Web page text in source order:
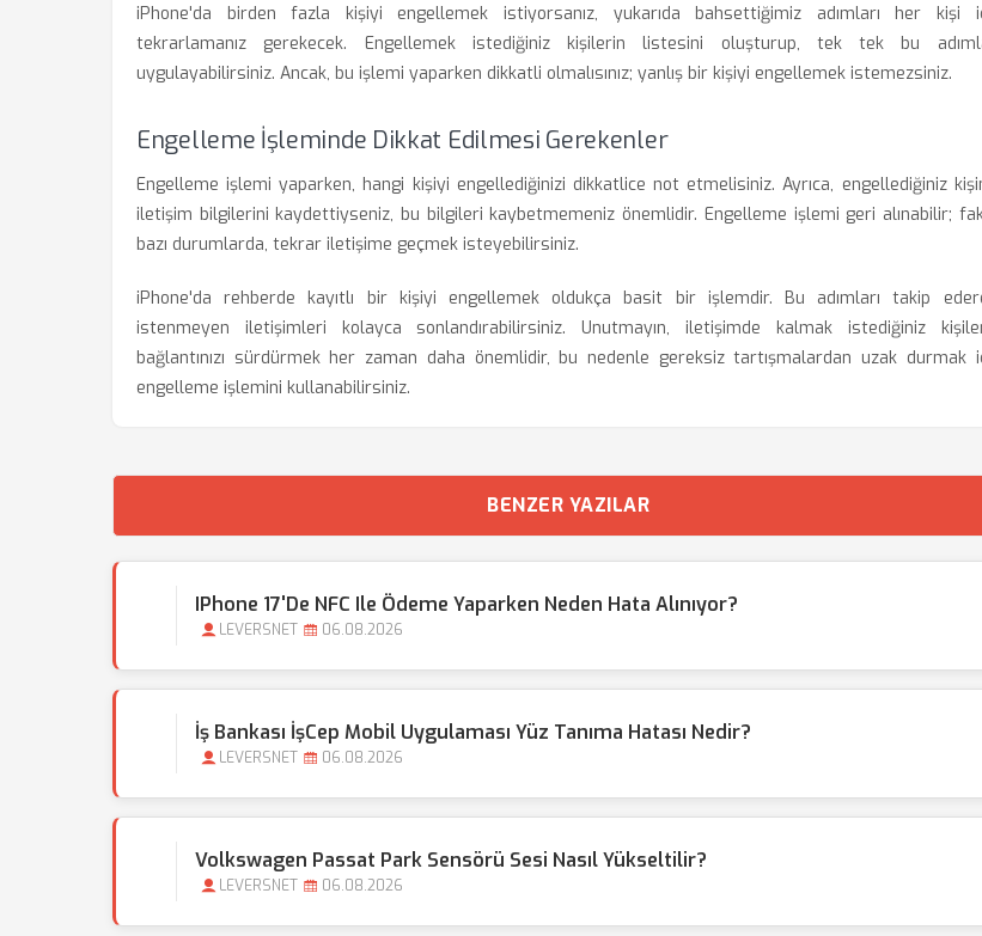
iPhone'da birden fazla kişiyi engellemek istiyorsanız, yukarıda bahsettiğimiz adımları her kişi
tekrarlamanız gerekecek. Engellemek istediğiniz kişilerin listesini oluşturup, tek tek bu
uygulayabilirsiniz. Ancak, bu işlemi yaparken dikkatli olmalısınız; yanlış bir kişiyi engellemek istemezsiniz.
Engelleme İşleminde Dikkat Edilmesi Gerekenler
Engelleme işlemi yaparken, hangi kişiyi engellediğinizi dikkatlice not etmelisiniz. Ayrıca, engellediğiniz
iletişim bilgilerini kaydettiyseniz, bu bilgileri kaybetmemeniz önemlidir. Engelleme işlemi geri alınabilir;
bazı durumlarda, tekrar iletişime geçmek isteyebilirsiniz.
iPhone'da rehberde kayıtlı bir kişiyi engellemek oldukça basit bir işlemdir. Bu adımları takip
istenmeyen iletişimleri kolayca sonlandırabilirsiniz. Unutmayın, iletişimde kalmak istediğiniz
bağlantınızı sürdürmek her zaman daha önemlidir, bu nedenle gereksiz tartışmalardan uzak durmak
engelleme işlemini kullanabilirsiniz.
BENZER YAZILAR
IPhone 17'de NFC Ile Ödeme Yaparken Neden Hata Alınıyor?
LEVERSNET 06.08.2026
İş Bankası İşCep Mobil Uygulaması Yüz Tanıma Hatası Nedir?
LEVERSNET 06.08.2026
Volkswagen Passat Park Sensörü Sesi Nasıl Yükseltilir?
LEVERSNET 06.08.2026